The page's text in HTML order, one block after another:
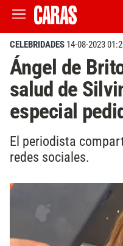
CELEBRIDADES 14-08-2023
Ángel de
salud de
especial
El periodista
redes sociales.